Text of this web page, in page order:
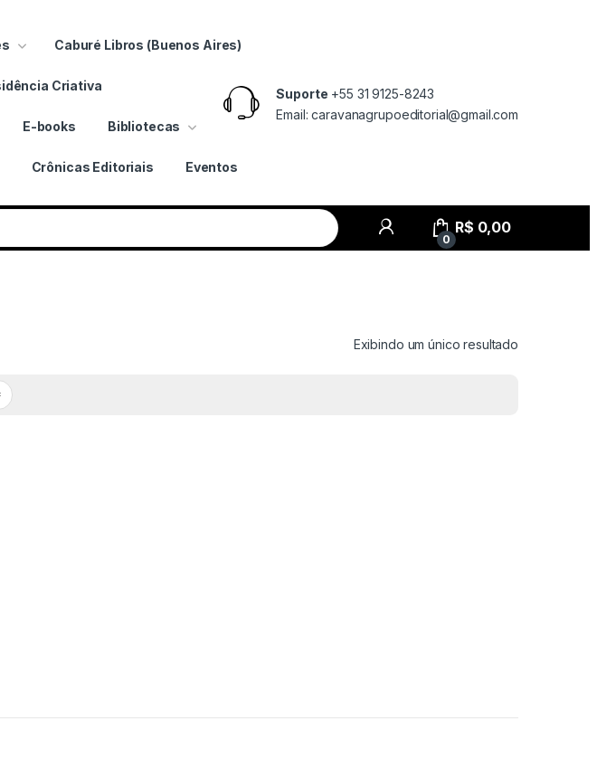
Caburé Libros (Buenos Aires)
Criativa
E-books Bibliotecas
Crônicas Editoriais Eventos
Suporte +55 31 9125-8243
Email: caravanagrupoeditorial@gmail.com
0
R$ 0,00
Exibindo um único resultado